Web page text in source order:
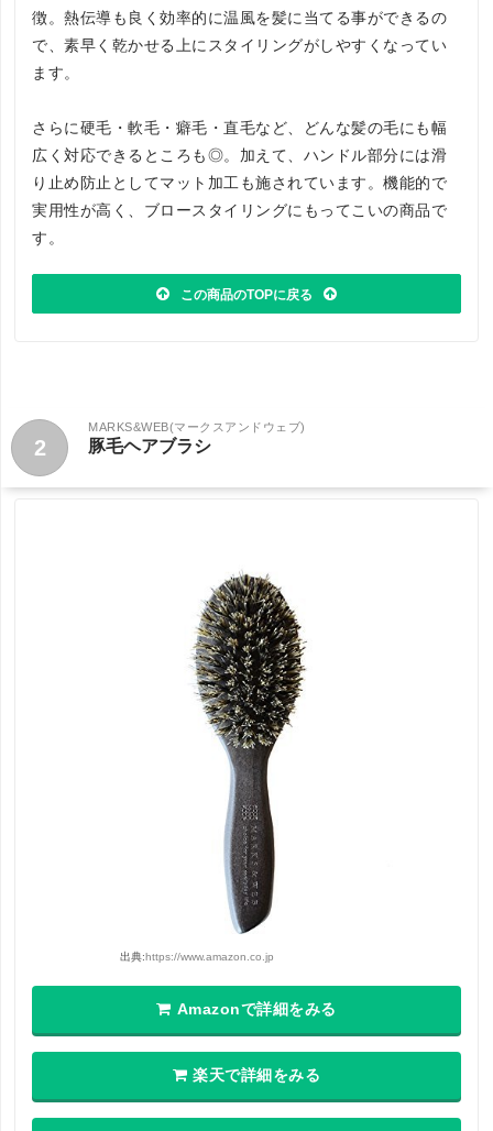
徴。熱伝導も良く効率的に温風を髪に当てる事ができるの
で、素早く乾かせる上にスタイリングがしやすくなってい
ます。
さらに硬毛・軟毛・癖毛・直毛など、どんな髪の毛にも幅
広く対応できるところも◎。加えて、ハンドル部分には滑
り止め防止としてマット加工も施されています。機能的で
実用性が高く、ブロースタイリングにもってこいの商品で
す。
この商品のTOPに戻る
2
MARKS&WEB(マークスアンドウェブ)
豚毛ヘアブラシ
出典:https://www.amazon.co.jp
Amazonで詳細をみる
楽天で詳細をみる